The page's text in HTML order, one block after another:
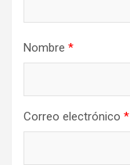
Nombre *
Correo electrónico *